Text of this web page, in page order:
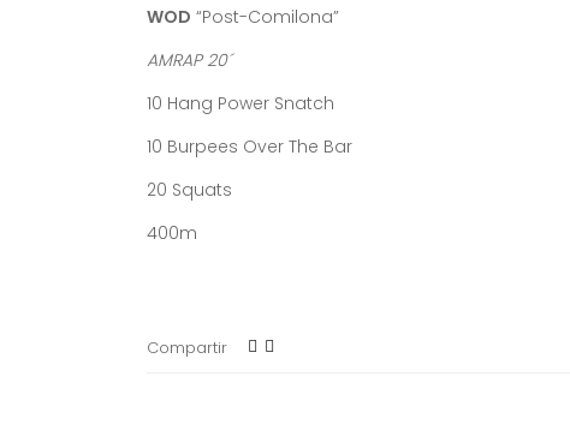
WOD “Post-Comilona”
AMRAP 20´
10 Hang Power Snatch
10 Burpees Over The Bar
20 Squats
400m
Compartir